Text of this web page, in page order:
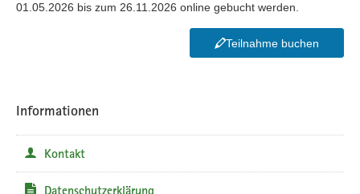
01.05.2026 bis zum 26.11.2026 online gebucht werden.
Teilnahme buchen
Informationen
Kontakt
Datenschutzerklärung